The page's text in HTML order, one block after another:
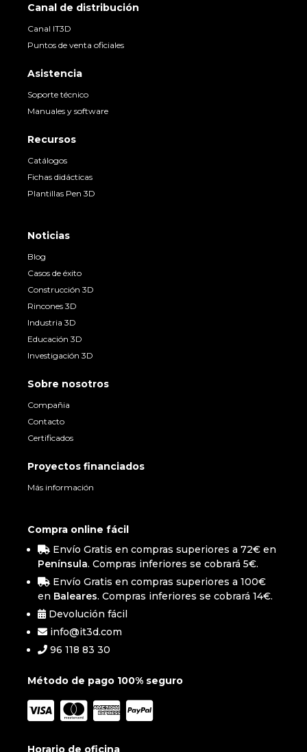
Canal de distribución
Canal IT3D
Puntos de venta oficiales
Asistencia
Soporte técnico
Manuales y software
Recursos
Catálogos
Fichas didácticas
Plantillas Pen 3D
Noticias
Blog
Casos de éxito
Construcción 3D
Rincones 3D
Industria 3D
Educación 3D
Investigación 3D
Sobre nosotros
Compañia
Contacto
Certificados
Proyectos financiados
Más información
Compra online fácil
Envío Gratis en compras superiores a 72€ en
Península. Compras inferiores se cobrará 5€.
Envío Gratis en compras superiores a 100€
en Baleares. Compras inferiores se cobrará 14€.
Devolución fácil
info@it3d.com
96 118 83 30
Método de pago 100% seguro
Horario de oficina